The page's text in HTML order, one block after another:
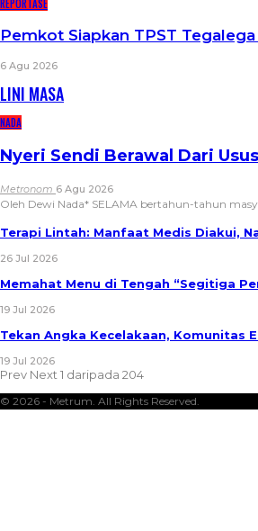
REPORTASE
Pemkot Siapkan TPST
6 Agu 2026
LINI MASA
NADA
Nyeri Sendi Berawal Dari
Metronom 6 Agu 2026
Oleh Dewi Nada* SELAMA bertahun-tahun
Terapi Lintah: Manfaat Medis Diakui,
26 Jul 2026
Memahat Menu di Tengah “Segitiga
19 Jul 2026
Tekan Angka Kecelakaan, Komunitas
19 Jul 2026
Prev Next1 daripada 204
© 2026 - Metrum. All Rights Reserved.